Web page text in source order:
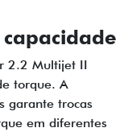
2.2 Multijet II
torque. A
garante trocas
em diferentes